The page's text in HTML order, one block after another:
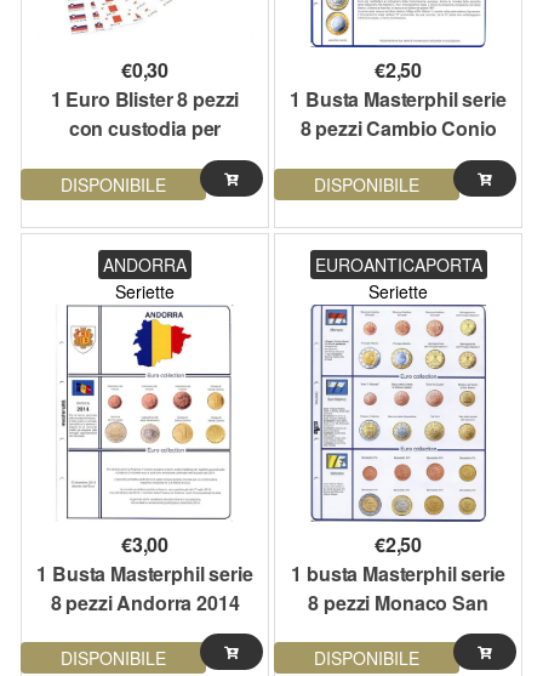
€0,30
1 Euro Blister 8 pezzi
con custodia per
collezionare e
conservare monete
DISPONIBILE
€2,50
1 Busta Masterphil serie
8 pezzi Cambio Conio
DISPONIBILE
ANDORRA
Seriette
€3,00
1 Busta Masterphil serie
8 pezzi Andorra 2014
DISPONIBILE
EUROANTICAPORTA
Seriette
€2,50
1 busta Masterphil serie
8 pezzi Monaco San
Marino e Vaticano
(Benedetto XVI)
DISPONIBILE